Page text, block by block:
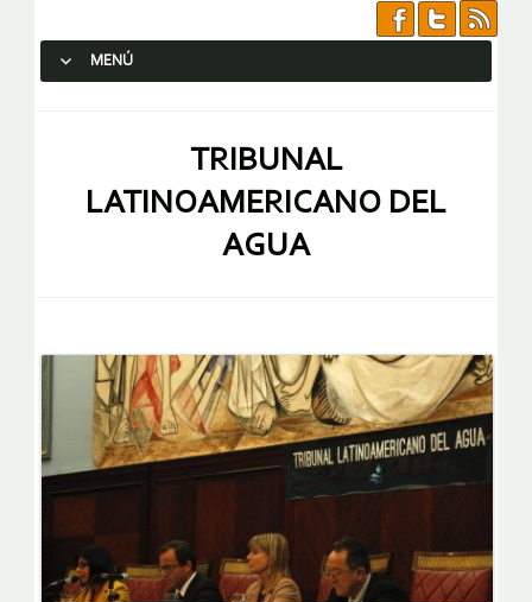
MENÚ
TRIBUNAL
LATINOAMERICANO DEL
AGUA